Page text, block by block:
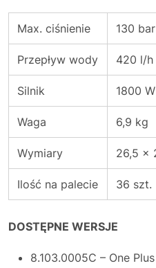
Max. ciśnienie 130
Przepływ wody 420 l/h
Silnik 1800
Waga 6,9 kg
Wymiary 26,5 x
Ilość na palecie 36 szt.
DOSTĘPNE WERSJE
8.103.0005C – One